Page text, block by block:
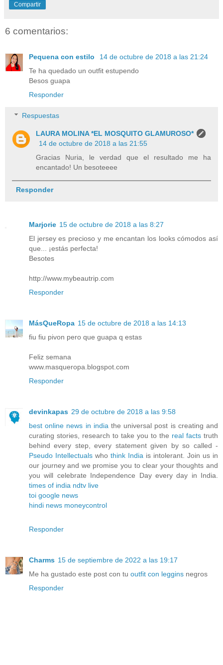
Compartir
6 comentarios:
Pequena con estilo
14 de octubre de 2018 a las 21:24
Te ha quedado un outfit estupendo
Besos guapa
Responder
Respuestas
LAURA MOLINA *EL MOSQUITO GLAMUROSO*
14 de octubre de 2018 a las 21:55
Gracias Nuria, le verdad que el resultado me ha
encantado! Un besoteeee
Responder
Marjorie 15 de octubre de 2018 a las 8:27
El jersey es precioso y me encantan los looks cómodos así
que... ¡estás perfecta!
Besotes
http://www.mybeautrip.com
Responder
MásQueRopa 15 de octubre de 2018 a las 14:13
fiu fiu pivon pero que guapa q estas
Feliz semana
www.masqueropa.blogspot.com
Responder
devinkapas 29 de octubre de 2018 a las 9:58
best online news in india the universal post is creating and
curating stories, research to take you to the real facts truth
behind every step, every statement given by so called -
Pseudo Intellectuals who think India is intolerant. Join us in
our journey and we promise you to clear your thoughts and
you will celebrate Independence Day every day in India.
times of india ndtv live
toi google news
hindi news moneycontrol
Responder
Charms 15 de septiembre de 2022 a las 19:17
Me ha gustado este post con tu outfit con leggins negros
Responder